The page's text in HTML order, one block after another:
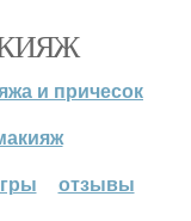
и причесок
отзывы